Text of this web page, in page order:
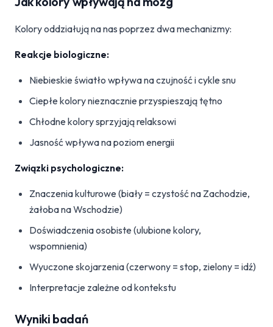
Kolory oddziałują na nas poprzez dwa mechanizmy:
Reakcje biologiczne:
Niebieskie światło wpływa na czujność i cykle snu
Ciepłe kolory nieznacznie przyspieszają tętno
Chłodne kolory sprzyjają relaksowi
Jasność wpływa na poziom energii
Związki psychologiczne:
Znaczenia kulturowe (biały = czystość na Zachodzie,
żałoba na Wschodzie)
Doświadczenia osobiste (ulubione kolory,
wspomnienia)
Wyuczone skojarzenia (czerwony = stop, zielony = idź)
Interpretacje zależne od kontekstu
Wyniki badań